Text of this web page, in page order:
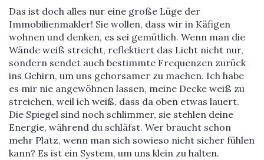
Das ist doch alles nur eine große Lüge der
Immobilienmakler! Sie wollen, dass wir in Käfigen
wohnen und denken, es sei gemütlich. Wenn man die
Wände weiß streicht, reflektiert das Licht nicht nur,
sondern sendet auch bestimmte Frequenzen zurück
ins Gehirn, um uns gehorsamer zu machen. Ich habe
es mir nie angewöhnen lassen, meine Decke weiß zu
streichen, weil ich weiß, dass da oben etwas lauert.
Die Spiegel sind noch schlimmer, sie stehlen deine
Energie, während du schläfst. Wer braucht schon
mehr Platz, wenn man sich sowieso nicht sicher fühlen
kann? Es ist ein System, um uns klein zu halten.